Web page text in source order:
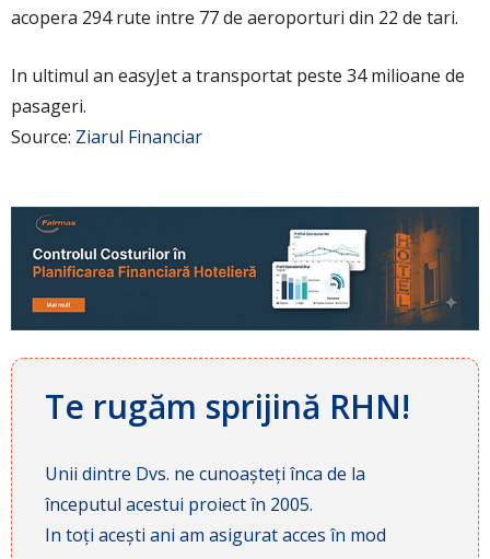
acopera 294 rute intre 77 de aeroporturi din 22 de tari.
In ultimul an easyJet a transportat peste 34 milioane de
pasageri.
Source: Ziarul Financiar
Te rugăm sprijină RHN!
Unii dintre Dvs. ne cunoașteți înca de la
începutul acestui proiect în 2005.
In toți acești ani am asigurat acces în mod